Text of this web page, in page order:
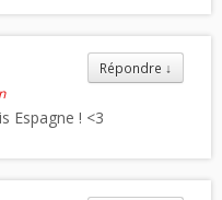
Répondre ↓
Espagne ! <3